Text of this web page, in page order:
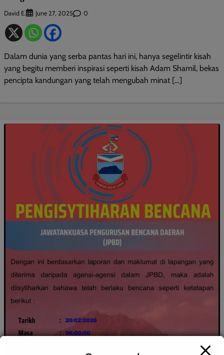
David E. June 27, 2025 0
Dalam dunia yang serba pantas hari ini, hanya segelintir kisah
yang begitu memberi inspirasi seperti kisah Adam Shamil, bekas
pencipta kandungan yang telah mengubah minat […]